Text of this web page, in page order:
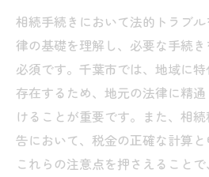
相続手続きにおいて法的トラブ
律の基礎を理解し、必要な手続
必須です。千葉市では、地域に
存在するため、地元の法律に精
けることが重要です。また、相
告において、税金の正確な計算と
これらの注意点を押さえること